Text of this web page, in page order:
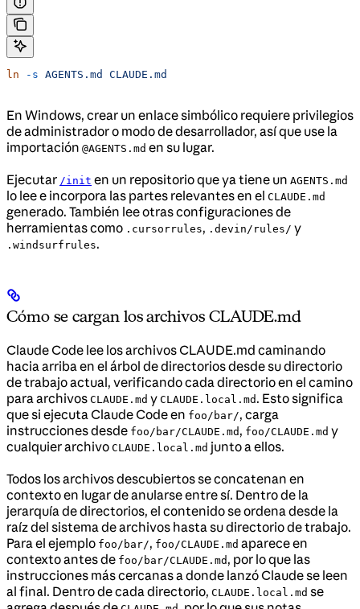
ln -s AGENTS.md CLAUDE.md
En Windows, crear un enlace simbólico requiere privilegios
de administrador o modo de desarrollador, así que use la
importación @AGENTS.md en su lugar.
Ejecutar /init en un repositorio que ya tiene un AGENTS.md
lo lee e incorpora las partes relevantes en el CLAUDE.md
generado. También lee otras configuraciones de
herramientas como .cursorrules, .devin/rules/ y
.windsurfrules.
Cómo se cargan los archivos CLAUDE.md
Claude Code lee los archivos CLAUDE.md caminando
hacia arriba en el árbol de directorios desde su directorio
de trabajo actual, verificando cada directorio en el camino
para archivos CLAUDE.md y CLAUDE.local.md . Esto significa
que si ejecuta Claude Code en foo/bar/, carga
instrucciones desde foo/bar/CLAUDE.md , foo/CLAUDE.md y
cualquier archivo CLAUDE.local.md junto a ellos.
Todos los archivos descubiertos se concatenan en
contexto en lugar de anularse entre sí. Dentro de la
jerarquía de directorios, el contenido se ordena desde la
raíz del sistema de archivos hasta su directorio de trabajo.
Para el ejemplo foo/bar/, foo/CLAUDE.md aparece en
contexto antes de foo/bar/CLAUDE.md , por lo que las
instrucciones más cercanas a donde lanzó Claude se leen
al final. Dentro de cada directorio, CLAUDE.local.md se